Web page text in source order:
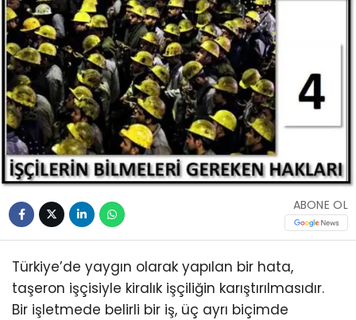
ABONE OL
Türkiye’de yaygın olarak yapılan bir hata,
taşeron işçisiyle kiralık işçiliğin karıştırılmasıdır.
Bir işletmede belirli bir iş, üç ayrı biçimde